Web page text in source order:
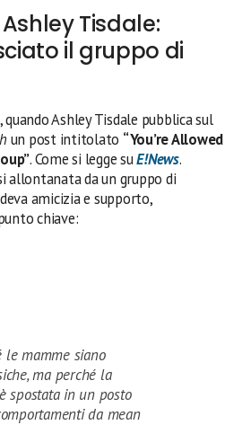
Tisdale:
il gruppo di
Ashley Tisdale pubblica sul
un post intitolato “You’re Allowed
. Come si legge suE!News.
allontanata da un gruppo di
amicizia e supporto,
chiave:
le mamme siano
ma perché la
spostata in un posto
da mean